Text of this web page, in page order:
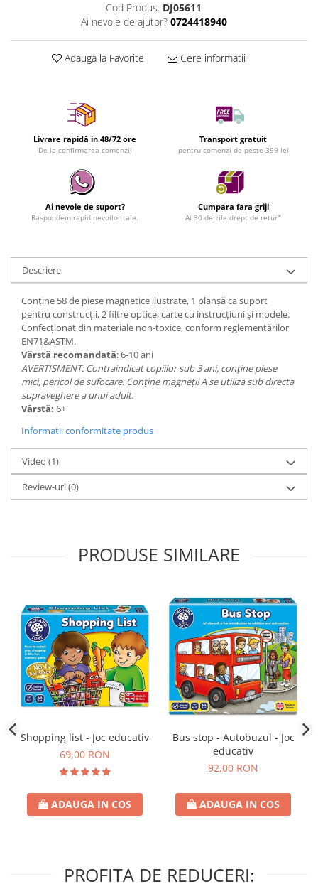
Cod Produs: DJ05611
Ai nevoie de ajutor? 0724418940
Adauga la Favorite Cere informatii
Livrare rapidă in 48/72 ore
De la confirmarea comenzii
Transport gratuit
pentru comenzi de peste 399 lei
Ai nevoie de suport?
Raspundem rapid nevoilor tale.
Cumpara fara griji
Ai 30 de zile drept de retur*
Descriere
Conține 58 de piese magnetice ilustrate, 1 planșă ca suport
pentru construcții, 2 filtre optice, carte cu instrucțiuni și modele.
Confecționat din materiale non-toxice, conform reglementărilor
EN71&ASTM.
Vărstă recomandată: 6-10 ani
AVERTISMENT: Contraindicat copiilor sub 3 ani, conține piese
mici, pericol de sufocare. Conține magneți! A se utiliza sub directa
supraveghere a unui adult.
Vârstă: 6+
Informatii conformitate produs
Video (1)
Review-uri(0)
PRODUSE SIMILARE
Shopping list - Joc educativ
69,00 RON
ADAUGA IN COS
Bus stop - Autobuzul - Joc
educativ
92,00 RON
ADAUGA IN COS
PROFITA DE REDUCERI: